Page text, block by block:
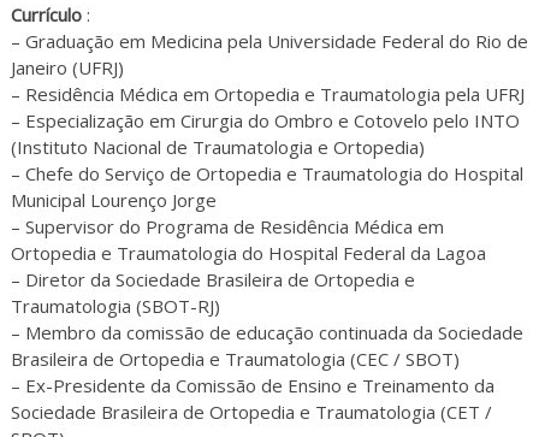
Currículo:
– Graduação em Medicina pela Universidade Federal do Rio de
Janeiro (UFRJ)
– Residência Médica em Ortopedia e Traumatologia pela UFRJ
– Especialização em Cirurgia do Ombro e Cotovelo pelo INTO
(Instituto Nacional de Traumatologia e Ortopedia)
– Chefe do Serviço de Ortopedia e Traumatologia do Hospital
Municipal Lourenço Jorge
– Supervisor do Programa de Residência Médica em
Ortopedia e Traumatologia do Hospital Federal da Lagoa
– Diretor da Sociedade Brasileira de Ortopedia e
Traumatologia (SBOT-RJ)
– Membro da comissão de educação continuada da Sociedade
Brasileira de Ortopedia e Traumatologia (CEC / SBOT)
– Ex-Presidente da Comissão de Ensino e Treinamento da
Sociedade Brasileira de Ortopedia e Traumatologia (CET /